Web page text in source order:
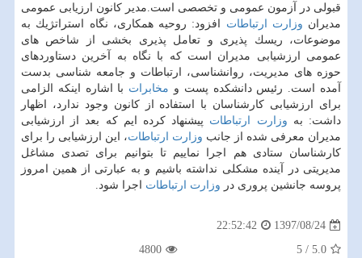
قبولی در آزمون عمومی و تخصصی است.مدیر كانون ارزیابی عمومی
مدیران وزارت ارتباطات افزود: روحیه همكاری، نگاه استراتژیك به
موضوعات، ریسك پذیری و تعامل پذیری بخشی از شاخص های
عمومی ارزشیابی مدیران است كه با نگاه به آخرین دستاوردهای
حوزه های مدیریت، روانشناسی، ارتباطات و جامعه شناسی بدست
آمده است. رئیس دانشكده پست و مخابرات با اشاره اینكه الزامی
برای ارزشیابی كارشناسان با استفاده از كانون وجود ندارد، اظهار
داشت: به وزارت ارتباطات پیشنهاد كرده ایم كه بعد از ارزشیابی
مدیران معرفی شده از جانب وزارت ارتباطات، این ارزشیابی را برای
كارشناسان ستادی هم اجرا نماییم تا بتوانیم برای تصدی مشاغل
مدیریتی در آینده مشكلی نداشته باشیم و به عبارتی از همین امروز
پروسه جانشین پروری در وزارت ارتباطات اجرا شود.
1397/08/24
22:52:42
5.0
/
5
4800